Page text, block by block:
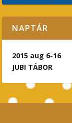
NAPTÁR
2015 aug 6-16
JUBI TÁBOR